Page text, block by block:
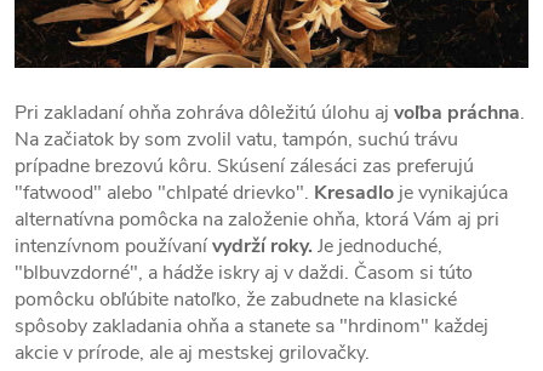
Pri zakladaní ohňa zohráva dôležitú úlohu aj voľba práchna.
Na začiatok by som zvolil vatu, tampón, suchú trávu
prípadne brezovú kôru. Skúsení zálesáci zas preferujú
"fatwood" alebo "chlpaté drievko". Kresadlo je vynikajúca
alternatívna pomôcka na založenie ohňa, ktorá Vám aj pri
intenzívnom používanívydrží roky. Je jednoduché,
"blbuvzdorné", a hádže iskry aj v daždi. Časom si túto
pomôcku obľúbite natoľko, že zabudnete na klasické
spôsoby zakladania ohňa a stanete sa "hrdinom" každej
akcie v prírode, ale aj mestskej grilovačky.